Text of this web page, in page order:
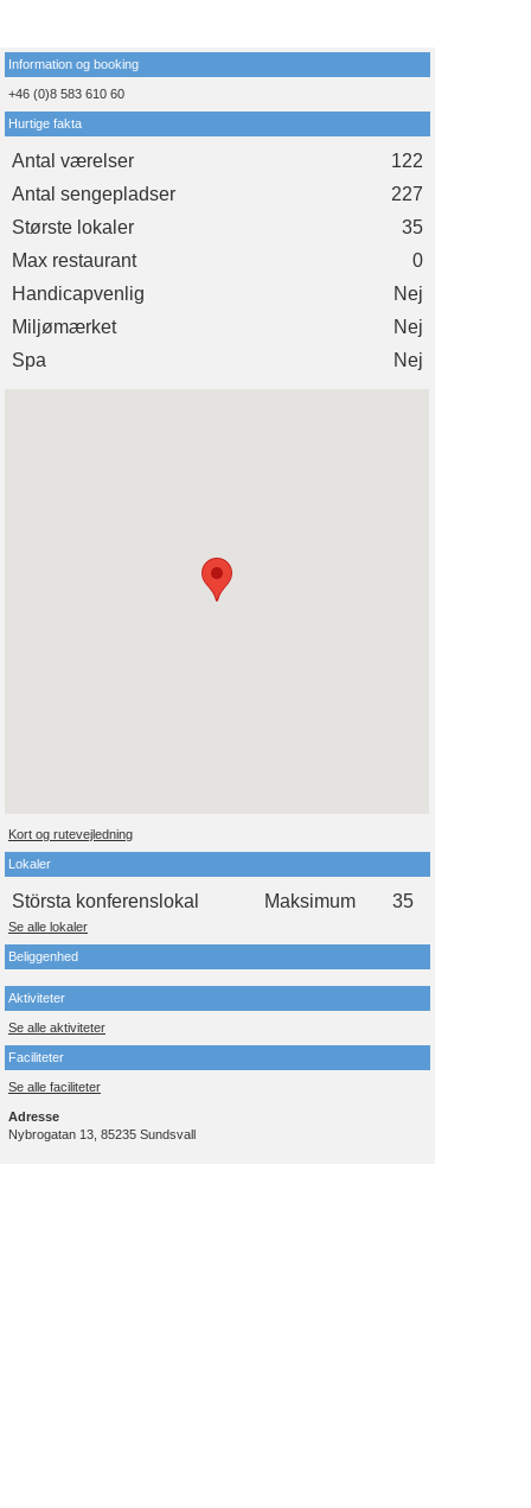
Information og booking
+46 (0)8 583 610 60
Hurtige fakta
Antal værelser
122
Antal sengepladser
227
Største lokaler
35
Max restaurant
0
Handicapvenlig
Nej
Miljømærket
Nej
Spa
Nej
Kort og rutevejledning
Lokaler
Största konferenslokal Maksimum 35
Se alle lokaler
Beliggenhed
Aktiviteter
Se alle aktiviteter
Faciliteter
Se alle faciliteter
Adresse
Nybrogatan 13, 85235 Sundsvall